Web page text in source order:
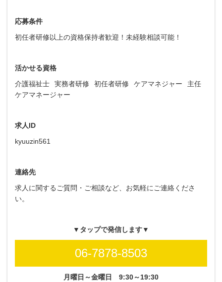
応募条件
初任者研修以上の資格保持者歓迎！未経験相談可能！
活かせる資格
介護福祉士
実務者研修 初任者研修 ケアマネジャー
主任
ケアマネージャー
求人ID
kyuuzin561
連絡先
求人に関するご質問・ご相談など、お気軽にご連絡くださ
い。
▼タップで発信します▼
06-7878-8503
月曜日～金曜日 9:30～19:30